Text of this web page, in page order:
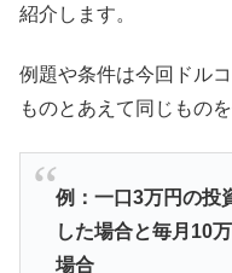
紹介します。
例題や条件は今回ドル
ものとあえて同じものを
例：一口3万円の投
した場合と毎月10
場合